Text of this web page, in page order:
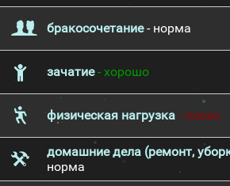
бракосочетание- норма
зачатие- хорошо
физическая нагрузка - плохо
домашние дела (ремонт,
норма